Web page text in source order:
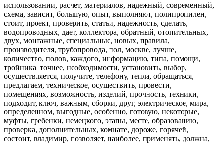
использовании, расчет, материалов, надежный, современный,
схема, зависит, большую, опыт, выполняют, полипропилен,
стоит, проект, проверить, статьи, надежность, сделать,
водопроводных, дает, коллектора, обратный, отопительных,
двух, монтажные, специальные, новых, правила,
производителя, трубопровода, пол, москве, лучше,
количество, полов, каждого, информацию, типа, помощи,
тройника, точнее, необходимости, установить, выбор,
осуществляется, получите, телефону, тепла, обращаться,
предлагаем, техническое, осуществить, провести,
помещениях, возможность, изделий, прочность, техники,
подходит, ключ, важным, сборки, друг, электрическое, мира,
определенном, выгодные, особенно, готовую, некоторые,
муфты, гребенки, немецкого, этапы, месте, образованию,
проверка, дополнительных, комнате, дороже, горячей,
состоит, владимир, позволяет, наиболее, применять, должна,